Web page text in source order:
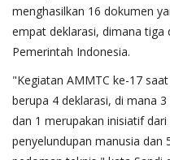
menghasilkan 16 dokumen
empat deklarasi, dimana tiga
Pemerintah Indonesia.
"Kegiatan AMMTC ke-17
berupa 4 deklarasi, di mana
dan 1 merupakan inisiatif
penyelundupan manusia dan